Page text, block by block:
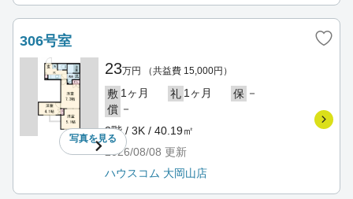
306号室
写真を見る
23万円 （共益費 15,000円）
敷 1ヶ月 礼 1ヶ月 保 －
償 －
3階 / 3K / 40.19㎡
2026/08/08 更新
ハウスコム 大岡山店